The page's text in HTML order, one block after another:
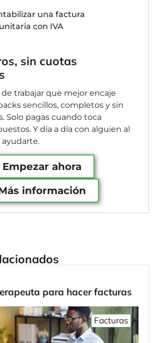
una factura
con IVA
sin cuotas
trabajar que mejor encaje
sencillos, completos y sin
Solo pagas cuando toca
Y día a día con alguien al
ayudarte.
Empezar ahora
información
para hacer facturas
Facturas